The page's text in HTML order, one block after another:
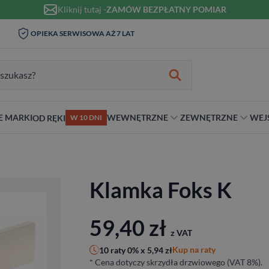
Kliknij tutaj -ZAMÓW BEZPŁATNY POMIAR
OPIEKA SERWISOWA AŻ 7 LAT
MARKIOD RĘKI W 10 DNI WEWNĘTRZNE
70 cm
90 cm
Na wymiar
ZEWNĘTRZNE
Niestandardowe wymiary
RC3
Klamka Foks K
59,40 zł z VAT
10 raty 0% x 5,94złKup na raty
* Cena dotyczy skrzydła drzwiowego (VAT 8%).